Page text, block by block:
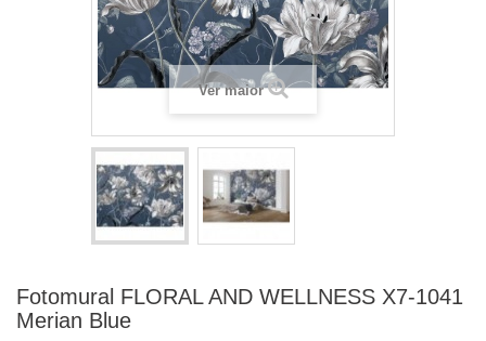
Ver maior
Fotomural FLORAL AND WELLNESS X7-1041
Merian Blue